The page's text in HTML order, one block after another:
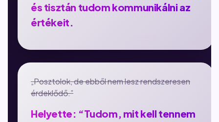
és tisztán tudom kommunikálni az
értékeit.
„Posztolok, de ebből nem lesz rendszeresen
érdeklődő.”
Helyette: “Tudom, mit kell tennem